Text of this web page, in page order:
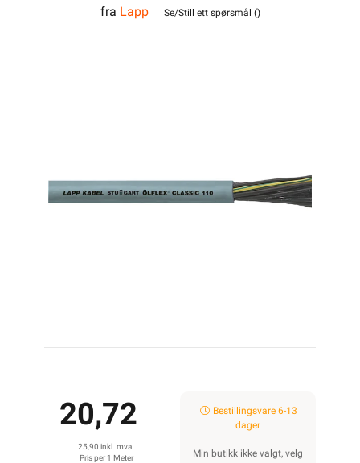
3G0,5
fra Lapp Se/Still ett spørsmål ()
20,72
25,90 inkl. mva.
Pris per 1 Meter
Bestillingsvare 6-13
dager
Min butikk ikke valgt, velg